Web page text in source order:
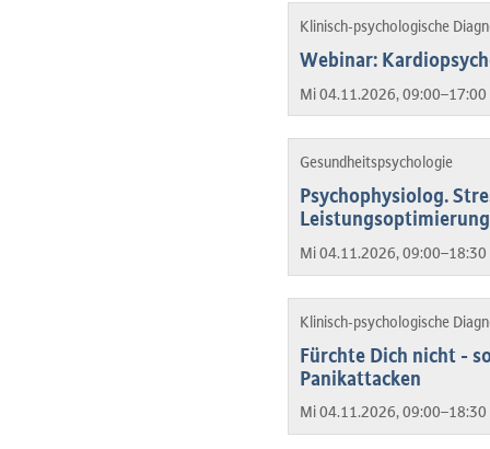
Klinisch-psychologische
Webinar:
Mi 04.11.2026,
Gesundheitspsychologie
Psychophysiolog.
Leistungsoptimierung
Mi 04.11.2026,
Klinisch-psychologische
Fürchte Dich nicht -
Panikattacken
Mi 04.11.2026,